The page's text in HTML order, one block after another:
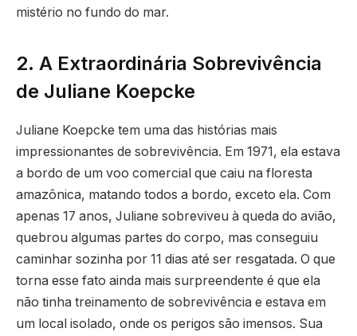
mistério no fundo do mar.
2. A Extraordinária Sobrevivência
de Juliane Koepcke
Juliane Koepcke tem uma das histórias mais
impressionantes de sobrevivência. Em 1971, ela estava
a bordo de um voo comercial que caiu na floresta
amazônica, matando todos a bordo, exceto ela. Com
apenas 17 anos, Juliane sobreviveu à queda do avião,
quebrou algumas partes do corpo, mas conseguiu
caminhar sozinha por 11 dias até ser resgatada. O que
torna esse fato ainda mais surpreendente é que ela
não tinha treinamento de sobrevivência e estava em
um local isolado, onde os perigos são imensos. Sua